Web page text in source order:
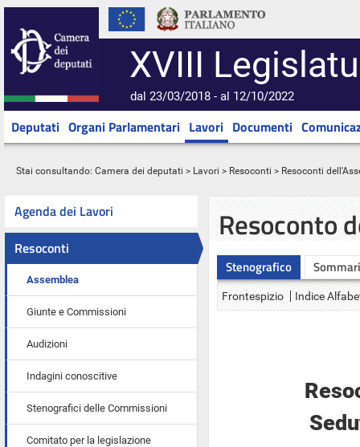
XVIII
dal 23/03/2018 - al 12/10/2022
Deputati Organi Parlamentari Lavori Documenti
Stai consultando: Camera dei deputati > Lavori > Resoconti > Resoconti
Agenda dei Lavori
Resoconti
Assemblea
Giunte e Commissioni
Audizioni
Indagini conoscitive
Stenografici delle Commissioni
Comitato per la legislazione
Resoconto
Stenografico
Frontespizio Indice